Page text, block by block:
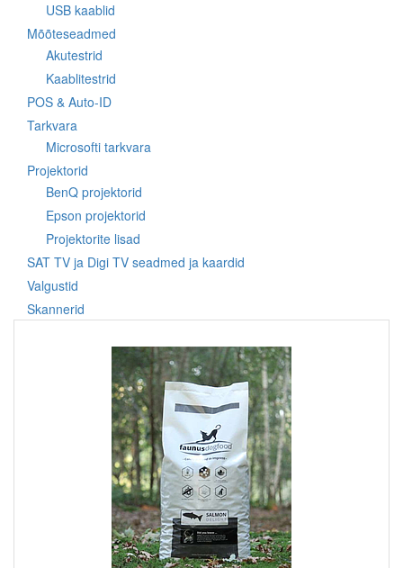
USB kaablid
Mõõteseadmed
Akutestrid
Kaablitestrid
POS & Auto-ID
Tarkvara
Microsofti tarkvara
Projektorid
BenQ projektorid
Epson projektorid
Projektorite lisad
SAT TV ja Digi TV seadmed ja kaardid
Valgustid
Skannerid